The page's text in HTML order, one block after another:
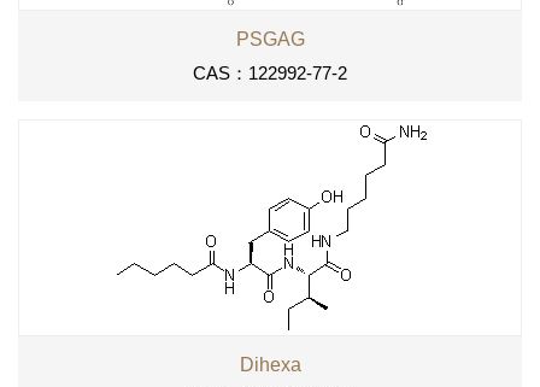
PSGAG
CAS：122992-77-2
Dihexa